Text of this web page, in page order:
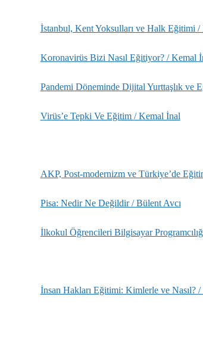
İstanbul, Kent Yoksulları ve Halk Eğitimi /
Koronavirüs Bizi Nasıl Eğitiyor? / Kemal
Pandemi Döneminde Dijital Yurttaşlık ve
Virüs’e Tepki Ve Eğitim / Kemal İnal
AKP, Post-modernizm ve Türkiye’de
Pisa: Nedir Ne Değildir / Bülent Avcı
İlkokul Öğrencileri Bilgisayar
İnsan Hakları Eğitimi: Kimlerle ve Nasıl?